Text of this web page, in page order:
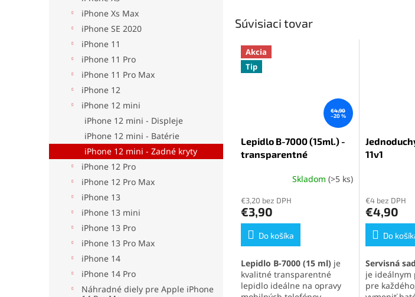
iPhone Xs Max
iPhone SE 2020
iPhone 11
iPhone 11 Pro
iPhone 11 Pro Max
iPhone 12
iPhone 12 mini
iPhone 12 mini - Displeje
iPhone 12 mini - Batérie
iPhone 12 mini - Zadné kryty
iPhone 12 Pro
iPhone 12 Pro Max
iPhone 13
iPhone 13 mini
iPhone 13 Pro
iPhone 13 Pro Max
iPhone 14
iPhone 14 Pro
Náhradné diely pre Apple iPhone
Súvisiaci tovar
Akcia
Tip
€4,90
–20 %
Lepidlo B-7000 (15ml.) -
transparentné
produktu
je
5,0
5
hviezdičiek.
Skladom (>5 ks)
€3,20 bez DPH
€3,90
Do košíka
Lepidlo B-7000 (15 ml) je
kvalitné transparentné
lepidlo ideálne na opravy
11v1
produktu
je
5,0
5
hviezdičiek.
€4 bez DPH
€4,90
Do
Servisná
je ideálnym
pre